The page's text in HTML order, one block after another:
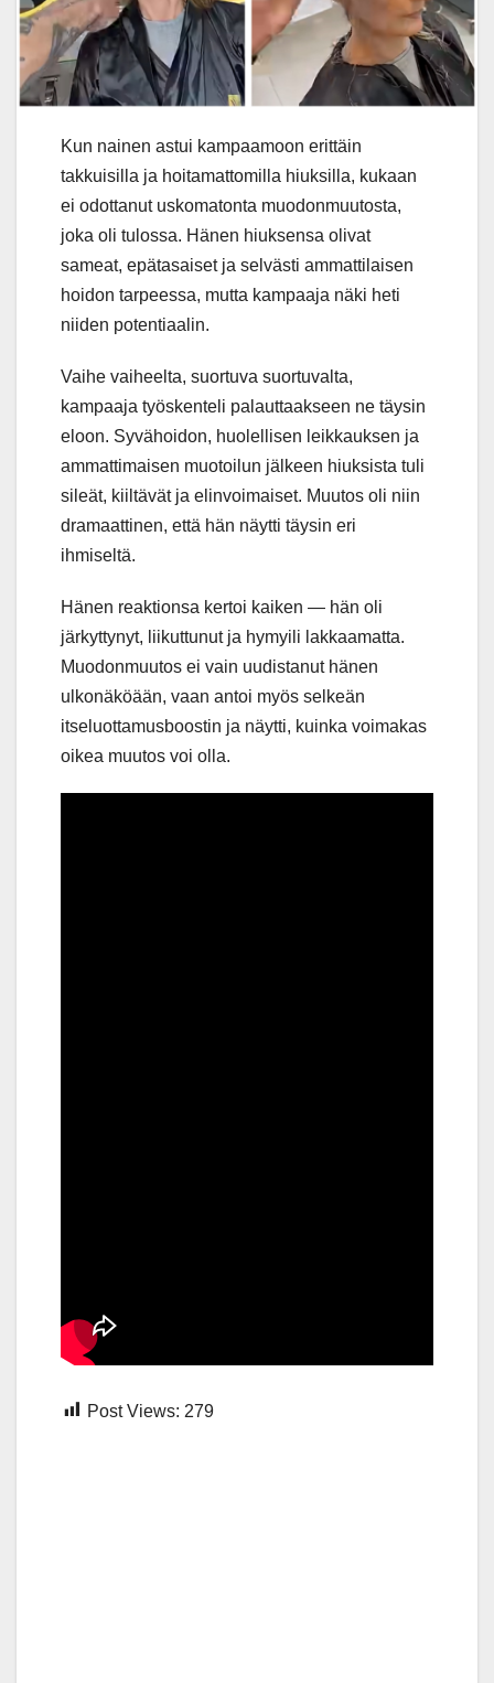
Kun nainen astui kampaamoon erittäin
takkuisilla ja hoitamattomilla hiuksilla, kukaan
ei odottanut uskomatonta muodonmuutosta,
joka oli tulossa. Hänen hiuksensa olivat
sameat, epätasaiset ja selvästi ammattilaisen
hoidon tarpeessa, mutta kampaaja näki heti
niiden potentiaalin.
Vaihe vaiheelta, suortuva suortuvalta,
kampaaja työskenteli palauttaakseen ne täysin
eloon. Syvähoidon, huolellisen leikkauksen ja
ammattimaisen muotoilun jälkeen hiuksista tuli
sileät, kiiltävät ja elinvoimaiset. Muutos oli niin
dramaattinen, että hän näytti täysin eri
ihmiseltä.
Hänen reaktionsa kertoi kaiken — hän oli
järkyttynyt, liikuttunut ja hymyili lakkaamatta.
Muodonmuutos ei vain uudistanut hänen
ulkonäköään, vaan antoi myös selkeän
itseluottamusboostin ja näytti, kuinka voimakas
oikea muutos voi olla.
Post Views: 279